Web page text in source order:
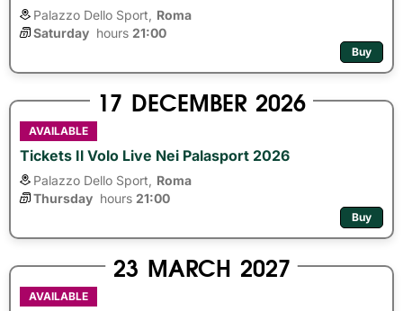
Palazzo Dello Sport,
Roma
Saturday hours 21:00
Buy
17 DECEMBER 2026
AVAILABLE
Tickets Il Volo Live Nei Palasport 2026
Palazzo Dello Sport,
Roma
Thursday hours 21:00
Buy
23 MARCH 2027
AVAILABLE